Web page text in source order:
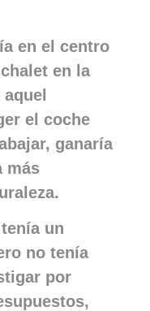
en el centro
en la
el coche
ganaría
más
un
no tenía
por